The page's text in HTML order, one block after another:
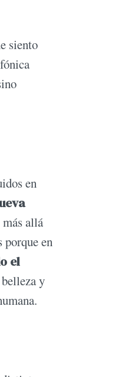
siento
en
allá
porque en
el
y